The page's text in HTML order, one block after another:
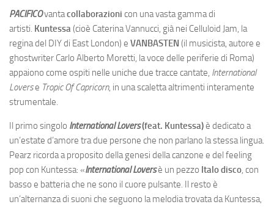
PACIFICOvantacollaborazioni con una vasta gamma di
artisti. Kuntessa(cioè Caterina Vannucci, già nei Celluloid Jam, la
regina del DIY di East London) e VANBASTEN (il musicista, autore e
ghostwriter Carlo Alberto Moretti, la voce delle periferie di Roma)
appaiono come ospiti nelle uniche due tracce cantate, International
Loverse Tropic Of Capricorn, in una scaletta altrimenti interamente
strumentale.
Il primo singolo International Lovers(feat. Kuntessa)è dedicato a
un’estate d’amore tra due persone che non parlano la stessa lingua.
Pearz ricorda a proposito della genesi della canzone e del feeling
pop con Kuntessa: «International Loversè un pezzo Italo disco, con
basso e batteria che ne sono il cuore pulsante. Il resto è
un’alternanza di suoni che seguono la melodia trovata da Kuntessa,